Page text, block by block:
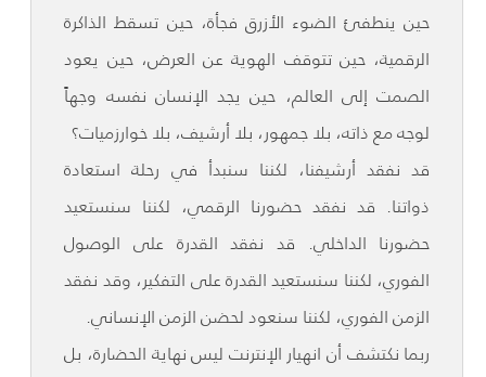
حين ينطفئ الضوء الأزرق فجأة، حين تسقط الذاكرة
الرقمية، حين تتوقف الهوية عن العرض، حين يعود
الصمت إلى العالم، حين يجد الإنسان نفسه وجهاً
لوجه مع ذاته، بلا جمهور، بلا أرشيف، بلا خوارزميات؟
قد نفقد أرشيفنا، لكننا سنبدأ في رحلة استعادة
ذواتنا. قد نفقد حضورنا الرقمي، لكننا سنستعيد
حضورنا الداخلي. قد نفقد القدرة على الوصول
الفوري، لكننا سنستعيد القدرة على التفكير، وقد نفقد
الزمن الفوري، لكننا سنعود لحضن الزمن الإنساني.
ربما نكتشف أن انهيار الإنترنت ليس نهاية الحضارة، بل